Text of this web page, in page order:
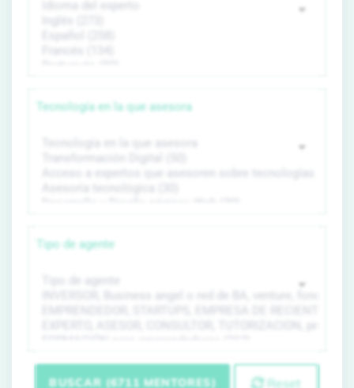
Tecnología en la que asesora
Tipo de agente
BUSCAR (6711 MENTORES) Reset